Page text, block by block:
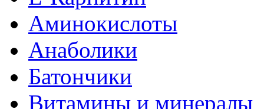
Аминокислоты
Анаболики
Батончики
Витамины и минералы